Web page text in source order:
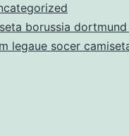
2018
borussia
legaue socer